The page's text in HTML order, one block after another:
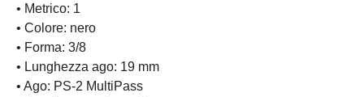
• Metrico: 1
• Colore: nero
• Forma: 3/8
• Lunghezza ago: 19 mm
• Ago: PS-2 MultiPass